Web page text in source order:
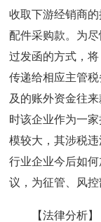
收取下游经销商
配件采购款。为
过发函的方式，
传递给相应主管
及的账外资金往
时该企业作为一
模较大，其涉税
行业企业今后如
议，为征管、风控
【法律分析】